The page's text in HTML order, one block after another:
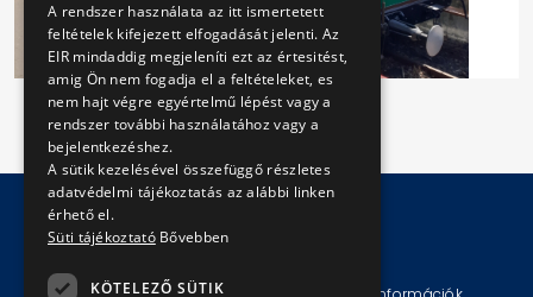
A rendszer használata az itt ismertetett
feltételek kifejezett elfogadását jelenti. Az
EIR mindaddig megjeleníti ezt az értesitést,
amig Ön nem fogadja el a feltételeket, es
nem hajt végre egyértelmű lépést vagy a
rendszer további használatához vagy a
bejelentkezéshez.
A sütik kezelésével összefüggő részletes
adatvédelmi tájékoztatás az alábbi linken
érhető el.
Süti tájékoztató Bővebben
KÖTELEZŐ SÜTIK